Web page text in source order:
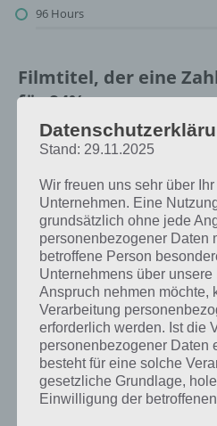
96 Hours
Filmtitel, der eine
für 94%
Oben findest du bereits die Lösung
enthält. Da die Reihenfolge bei
dir nicht das exakte Level anzeigen,
Komplettlösung jedoch trotzdem zu
entsprechenden Antworten findest!
Weitere
gesucht?
Komplettlösung
kannst du mit
schnell die
Lösungen der
Stand: 29.11.2025
Wir freuen uns sehr über
Unternehmen. Eine
grundsätzlich ohne jede
personenbezogener Daten
betroffene Person
Unternehmens über unsere
Anspruch nehmen möchte,
Verarbeitung
erforderlich werden. Ist die
personenbezogener Daten
besteht für eine solche
gesetzliche Grundlage,
Einwilligung der